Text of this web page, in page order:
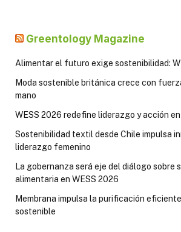
Greentology Magazine
Alimentar el futuro exige sostenibilidad:
Moda sostenible británica crece con
mano
WESS 2026 redefine liderazgo y acción
Sostenibilidad textil desde Chile impulsa
liderazgo femenino
La gobernanza será eje del diálogo sobre
alimentaria en WESS 2026
Membrana impulsa la purificación
sostenible